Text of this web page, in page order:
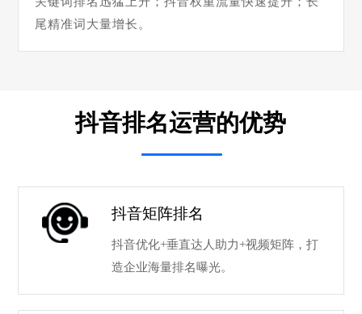
尾精准词大量增长。
抖音排名运营的优势
抖音矩阵排名
抖音优化+垂直达人助力+视频矩阵，打
造企业海量排名曝光。